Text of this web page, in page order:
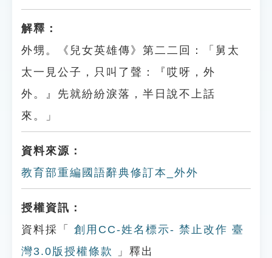
解釋：
外甥。《兒女英雄傳》第二二回：「舅太
太一見公子，只叫了聲：『哎呀，外
外。』先就紛紛淚落，半日說不上話
來。」
資料來源：
教育部重編國語辭典修訂本_外外
授權資訊：
資料採「
創用CC-姓名標示- 禁止改作 臺
灣3.0版授權條款
」釋出